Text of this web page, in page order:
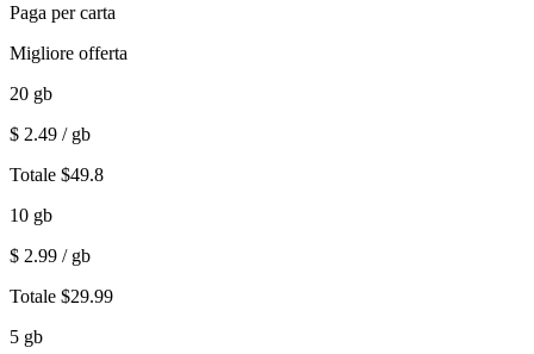
Paga per carta
Migliore offerta
20 gb
$ 2.49 / gb
Totale $49.8
10 gb
$ 2.99 / gb
Totale $29.99
5 gb